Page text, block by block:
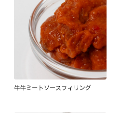
牛牛ミートソースフィリング